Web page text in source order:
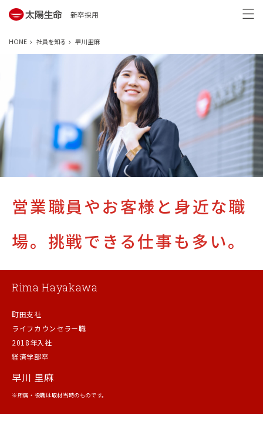
新卒採用
HOME 社員を知る 早川 里麻
営業職員やお客様と身近な職
場。 挑戦できる仕事も多い。
Rima Hayakawa
町田支社
ライフカウンセラー職
2018年入社
経済学部卒
早川 里麻
※所属・役職は取材当時のものです。